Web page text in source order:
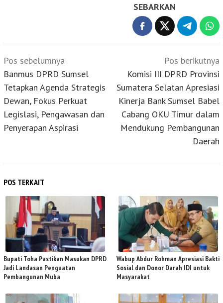
SEBARKAN
Navigasi
pos
Pos sebelumnya
Banmus DPRD Sumsel
Tetapkan Agenda Strategis
Dewan, Fokus Perkuat
Legislasi, Pengawasan dan
Penyerapan Aspirasi
Pos berikutnya
Komisi III DPRD Provinsi
Sumatera Selatan Apresiasi
Kinerja Bank Sumsel Babel
Cabang OKU Timur dalam
Mendukung Pembangunan
Daerah
POS TERKAIT
Bupati Toha Pastikan Masukan DPRD
Jadi Landasan Penguatan
Pembangunan Muba
Wabup Abdur Rohman Apresiasi Bakti
Sosial dan Donor Darah IDI untuk
Masyarakat